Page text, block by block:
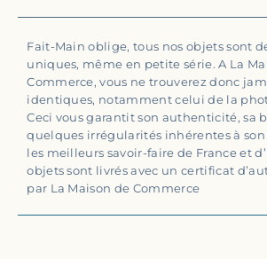
Fait-Main oblige, tous nos objets sont
uniques, même en petite série. A La
Commerce, vous ne trouverez donc
identiques, notamment celui de la
Ceci vous garantit son authenticité, sa
quelques irrégularités inhérentes à
les meilleurs savoir-faire de France et
objets sont livrés avec un certificat
par La Maison de Commerce